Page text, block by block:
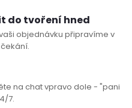
do tvoření hned
objednávku připravíme v
na chat vpravo dole - "pani
7.